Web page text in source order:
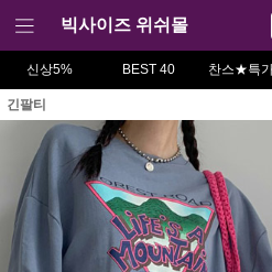
빅사이즈 위쉬몰
신상5% BEST 40 찬스★특
긴팔티